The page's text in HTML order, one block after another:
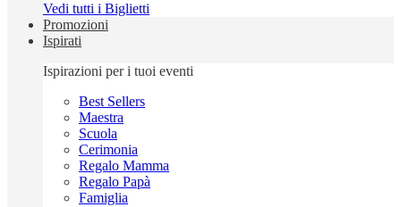
Vedi tutti i Biglietti
Promozioni
Ispirati
Ispirazioni per i tuoi eventi
Best Sellers
Maestra
Scuola
Cerimonia
Regalo Mamma
Regalo Papà
Famiglia